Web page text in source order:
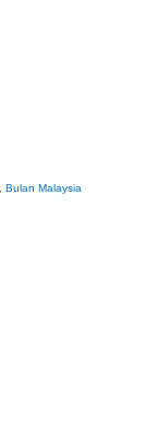
Bulan Malaysia